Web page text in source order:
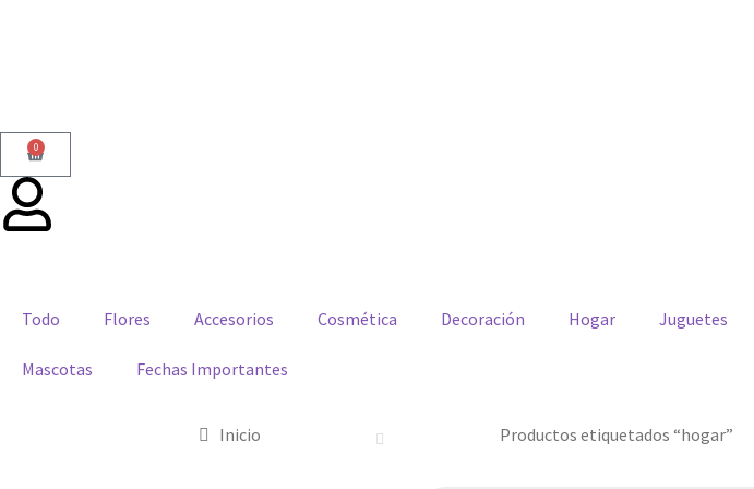
0
Todo Flores Accesorios Cosmética Decoración Hogar Juguetes
Mascotas Fechas Importantes
Inicio Productos etiquetados “hogar”